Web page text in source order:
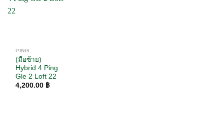
PING
(มือซ้าย)
Hybrid 4 Ping
Gle 2 Loft 22
4,200.00 ฿